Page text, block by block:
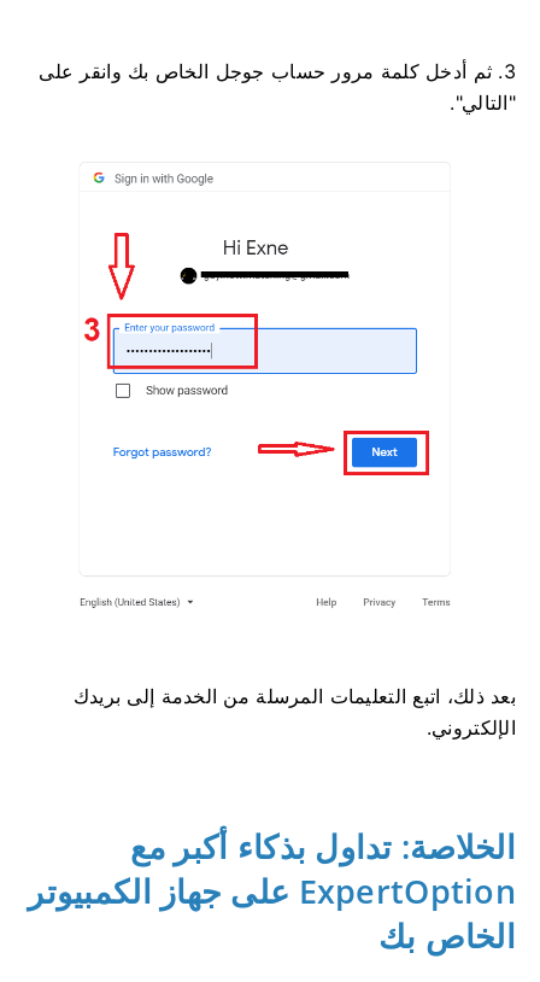
3. ثم أدخل كلمة مرور حساب جوجل الخاص بك وانقر على
"التالي".
بعد ذلك، اتبع التعليمات المرسلة من الخدمة إلى بريدك
الإلكتروني.
الخلاصة: تداول بذكاء أكبر مع
ExpertOption على جهاز الكمبيوتر
الخاص بك